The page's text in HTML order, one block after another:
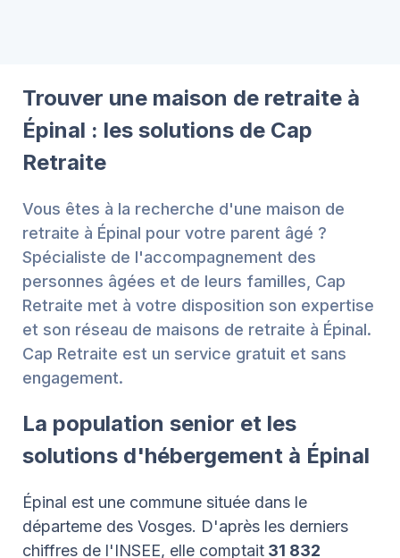
Trouver une maison de retraite à
Épinal : les solutions de Cap
Retraite
Vous êtes à la recherche d'une maison de
retraite à Épinal pour votre parent âgé ?
Spécialiste de l'accompagnement des
personnes âgées et de leurs familles, Cap
Retraite met à votre disposition son expertise
et son réseau de maisons de retraite à Épinal.
Cap Retraite est un service gratuit et sans
engagement.
La population senior et les
solutions d'hébergement à Épinal
Épinal est une commune située dans le
départeme des Vosges. D'après les derniers
chiffres de l'INSEE, elle comptait 31 832